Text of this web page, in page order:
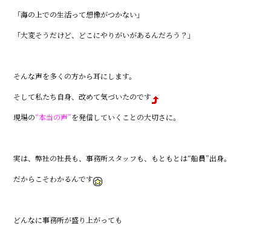
「海の上での生活って想像がつかない」
「大変そうだけど、どこにやりがいがあるんだろう？」
そんな声を多くの方から耳にします。
そして私たち自身、改めて気づいたのです
現場の“本当の声”を発信していくことの大切さに。
実は、弊社の社長も、事務所スタッフも、もともとは“船員”出身。
だからこそわかるんです
どんなに事務所が盛り上がっても――